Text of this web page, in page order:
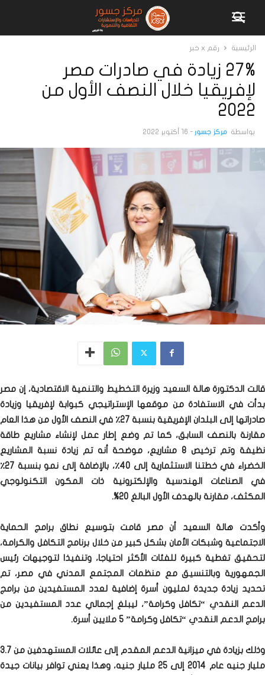
الرئيسية رقم x خبر
27% زيادة في صادرات مصر
لإفريقيا خلال النصف الأول من
2022
بواسطة مركز جسور - 16 أكتوبر 2022
قالت الدكتورة هالة السعيد وزيرة التخطيط والتنمية الاقتصادية، إن مصر
بدأت في الاستفادة من موقعها الإستراتيجي كبوابة لإفريقيا وزيادة
صادراتها إلى البلدان الإفريقية بنسبة 27٪ في النصف الأول من هذا العام
مقارنة بالنصف السابق، كما تم وضع إطار عمل لإنشاء مشاريع طاقة
نظيفة وتم ترخيص 8 مشاريع، موضحة أنه تم زيادة نسبة المشاريع
الخضراء في خطتنا الاستثمارية إلى 40٪، بالإضافة إلى نمو بنسبة 27٪
في الصناعات الهندسية والإلكترونية ذات المكون التكنولوجي
المكثف، مقارنة بالهدف الأول البالغ 20%.
وأكدت هالة السعيد أن مصر قامت بتوسيع نطاق برامج الحماية
الاجتماعية وشبكات الأمان بشكل كبير من خلال برنامج التكافل والكرامة،
لتحقيق تغطية كبيرة للفئات الأكثر احتياجا، وتنفيذا لتوجيهات رئيس
الجمهورية وبالتنسيق مع منظمات المجتمع المدني في مصر، تم
تحديد زيادة جديدة لمليون أسرة إضافية لعدد المستفيدين من برامج
الدعم النقدي “تكافل وكرامة”، ليبلغ إجمالي عدد المستفيدين من
برامج الدعم النقدي “تكافل وكرامة” 5 ملايين أسرة.
وذلك بزيادة في ميزانية الدعم المقدم إلى عائلات المستهدفين من 3.7
مليار جنيه عام 2014 إلى 25 مليار جنيه، وهذا يعني توافر بيانات جيدة